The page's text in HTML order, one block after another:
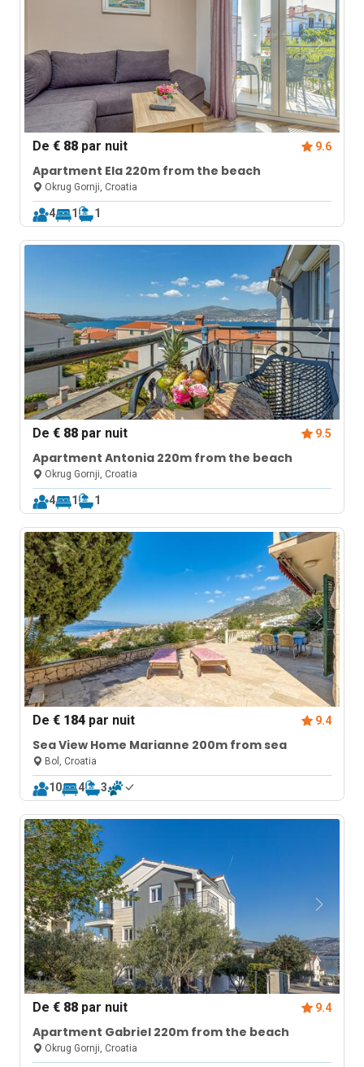
De€ 88 par nuit 9.6
Apartment Ela 220m from the beach
Okrug Gornji, Croatia
4 1 1
De€ 88 par nuit 9.5
Apartment Antonia 220m from the beach
Okrug Gornji, Croatia
4 1 1
De€ 184 par nuit 9.4
Sea View Home Marianne 200m from sea
Bol, Croatia
10 4 3
De€ 88 par nuit 9.4
Apartment Gabriel 220m from the beach
Okrug Gornji, Croatia